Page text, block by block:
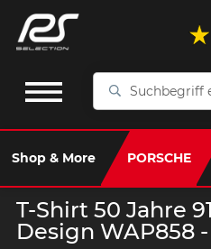
Suchbegriff
Shop & More PORSCHE
T-Shirt 50 Jahre
Design WAP858